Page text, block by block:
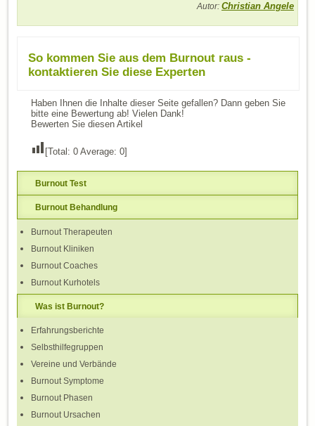
Autor: Christian Angele
So kommen Sie aus dem Burnout raus -
kontaktieren Sie diese Experten
Haben Ihnen die Inhalte dieser Seite gefallen? Dann geben Sie
bitte eine Bewertung ab! Vielen Dank!
Bewerten Sie diesen Artikel
[Total: 0 Average: 0]
Burnout Test
Burnout Behandlung
Burnout Therapeuten
Burnout Kliniken
Burnout Coaches
Burnout Kurhotels
Was ist Burnout?
Erfahrungsberichte
Selbsthilfegruppen
Vereine und Verbände
Burnout Symptome
Burnout Phasen
Burnout Ursachen